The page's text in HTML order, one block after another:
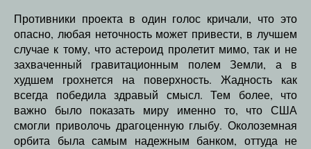
Противники проекта в один голос кричали, что это
опасно, любая неточность может привести, в лучшем
случае к тому, что астероид пролетит мимо, так и не
захваченный гравитационным полем Земли, а в
худшем грохнется на поверхность. Жадность как
всегда победила здравый смысл. Тем более, что
важно было показать миру именно то, что США
смогли приволочь драгоценную глыбу. Околоземная
орбита была самым надежным банком, оттуда не